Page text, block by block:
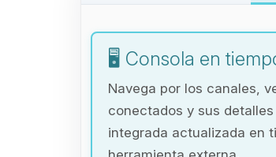
🖥️ Consola en
Navega por los canales,
conectados y sus
integrada actualizada en